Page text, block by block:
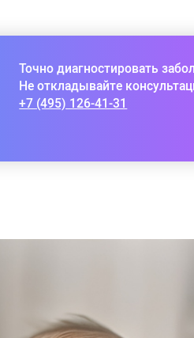
Точно диагностировать
Не откладывайте
+7 (495) 126-41-31